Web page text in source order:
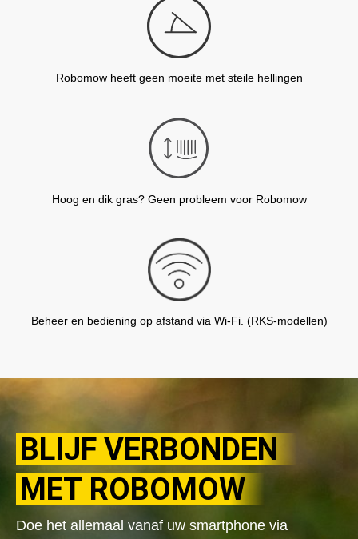
Robomow heeft geen moeite met steile hellingen
Hoog en dik gras? Geen probleem voor Robomow
Beheer en bediening op afstand via Wi-Fi. (RKS-modellen)
BLIJF VERBONDEN
MET ROBOMOW
Doe het allemaal vanaf uw smartphone via